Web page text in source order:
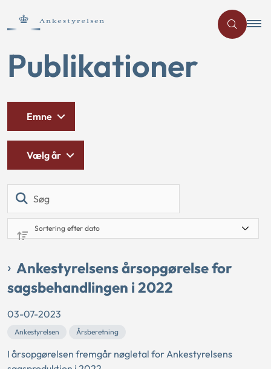
Publikationer
Emne
Vælg år
Ankestyrelsens årsopgørelse for
sagsbehandlingen i 2022
03-07-2023
Ankestyrelsen Årsberetning
I årsopgørelsen fremgår nøgletal for Ankestyrelsens